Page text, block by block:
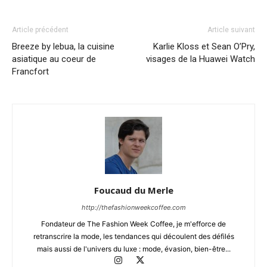
Article précédent
Breeze by lebua, la cuisine
asiatique au coeur de
Francfort
Article suivant
Karlie Kloss et Sean O’Pry,
visages de la Huawei Watch
Foucaud du Merle
http://thefashionweekcoffee.com
Fondateur de The Fashion Week Coffee, je m'efforce de
retranscrire la mode, les tendances qui découlent des défilés
mais aussi de l'univers du luxe : mode, évasion, bien-être...